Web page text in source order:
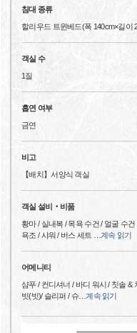
침대 종류
할리우드 트윈베드(폭 140cm×길이
객실 수
1질
흡연 여부
금연
비고
【배치】서양식 객실
객실 설비‧비품
황마 / 실내복 / 목욕 수건 / 얼굴 수
욕조 / 샤워 / 버스 세트
계속 읽기
어메니티
샴푸 / 컨디셔너 / 바디 워시 / 칫솔 &
빗(빗)/ 슬리퍼 / 슈… 계속 읽기